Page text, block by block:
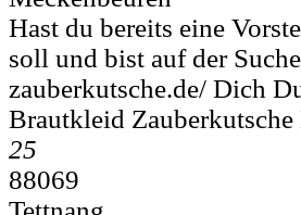
Hast du bereits eine
soll und bist auf der
zauberkutsche.de/ Dich
Brautkleid Zauberkutsche
25
88069